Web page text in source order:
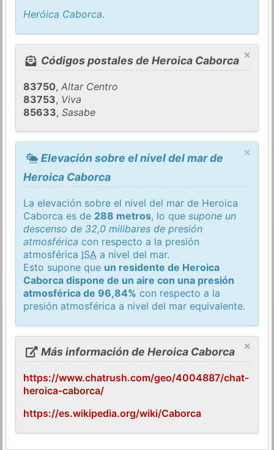
Heróica Caborca.
×
Códigos postales de Heroica Caborca
83750,Altar Centro
83753, Viva
85633,Sasabe
×
Elevación sobre el nivel del mar de
Heroica Caborca
La elevación sobre el nivel del mar de Heroica
Caborca es de 288 metros, lo quesupone un
descenso de 32,0 milibares de presión
atmosférica con respecto a la presión
atmosférica ISA a nivel del mar.
Esto supone que un residente de Heroica
Caborca dispone de un aire con una presión
atmosférica de 96,84% con respecto a la
presión atmosférica a nivel del mar equivalente.
×
Más información de Heroica Caborca
https://www.chatrush.com/geo/4004887/chat-
heroica-caborca/
https://es.wikipedia.org/wiki/Caborca